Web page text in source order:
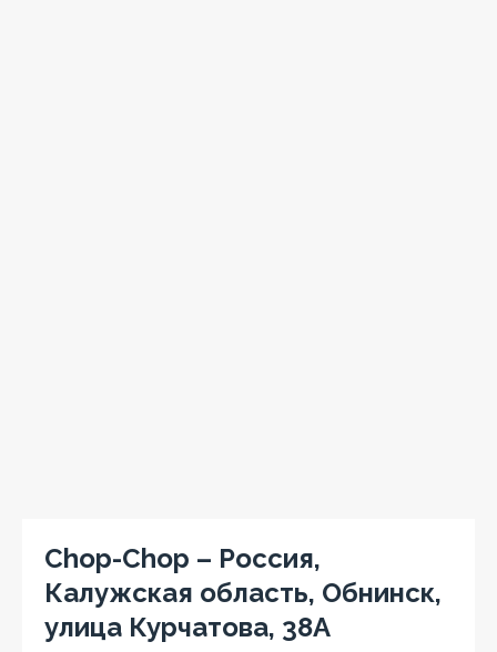
Chop-Chop – Россия,
Калужская область, Обнинск,
улица Курчатова, 38А